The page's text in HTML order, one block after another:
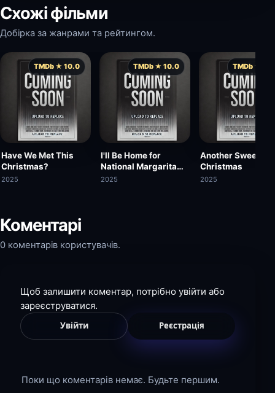
Схожі фільми
Добірка за жанрами та рейтингом.
TMDb ★ 10.0
Have We Met This
Christmas?
2025
TMDb ★ 10.0
I'll Be Home for
National Margarita
Day
2025
TMDb ★
Another Sweet
Christmas
2025
Коментарі
0 коментарів користувачів.
Щоб залишити коментар, потрібно увійти або
зареєструватися.
Увійти Реєстрація
Поки що коментарів немає. Будьте першим.